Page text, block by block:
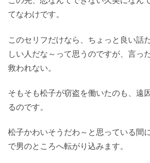
てなわけです。
このセリフだけなら、ちょっと良い話
しい人だな～って思うのですが、言っ
救われない。
そもそも松子が窃盗を働いたのも、遠
るのです。
松子かわいそうだわ～と思っている間
で男のところへ転がり込みます。